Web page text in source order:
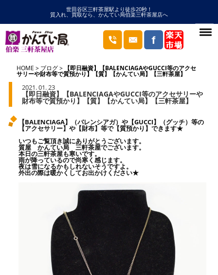
世田谷区三軒茶屋駅より徒歩20秒！
質入れ、買取なら、かんてい局伯楽三軒茶屋店へ
HOME ブログ 【即日融資】【BALENCIAGAやGUCCI等のアクセ
サリーや財布等で質預かり】【質】【かんてい局】【三軒茶屋】
2021. 01. 23
【即日融資】【BALENCIAGAやGUCCI等のアクセサリーや
財布等で質預かり】【質】【かんてい局】【三軒茶屋】
【BALENCIAGA】（バレンシアガ）や【GUCCI】（グッチ）等の
【アクセサリー】や【財布】等で【質預かり】できます★
いつもご覧頂き誠にありがとうございます。
質屋 かんてい局 三軒茶屋でございます。
本日の三軒茶屋も寒いです。
雨が降っているので尚寒く感じます。
夜は雪になるかもしれないそうですよ。
外出の際は暖かくしてお出かけください★